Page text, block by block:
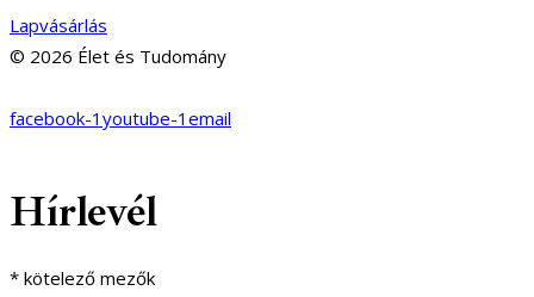
Lapvásárlás
© 2026 Élet és Tudomány
facebook-1 youtube-1 email
Hírlevél
* kötelező mezők